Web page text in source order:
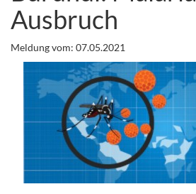
Ausbruch
Meldung vom: 07.05.2021